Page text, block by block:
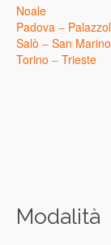
Noale
Padova –
Salò – San Marino
Torino – Trieste
Modalità